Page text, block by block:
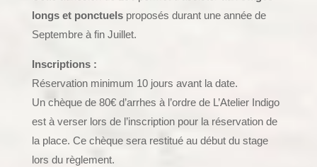
longs et ponctuelsproposés durant une année de
Septembre à fin Juillet.
Inscriptions :
Réservation minimum 10 jours avant la date.
Un chèque de 80€ d’arrhes à l’ordre de L’Atelier Indigo
est à verser lors de l’inscription pour la réservation de
la place. Ce chèque sera restitué au début du stage
lors du règlement.